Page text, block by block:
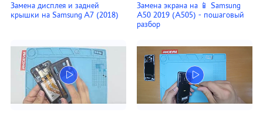
Замена дисплея и задней
крышки на Samsung A7 (2018)
Замена экрана на 📱 Samsung
A50 2019 (A505) - пошаговый
разбор